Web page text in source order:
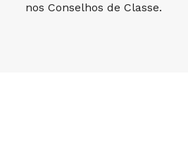
nos Conselhos de Classe.